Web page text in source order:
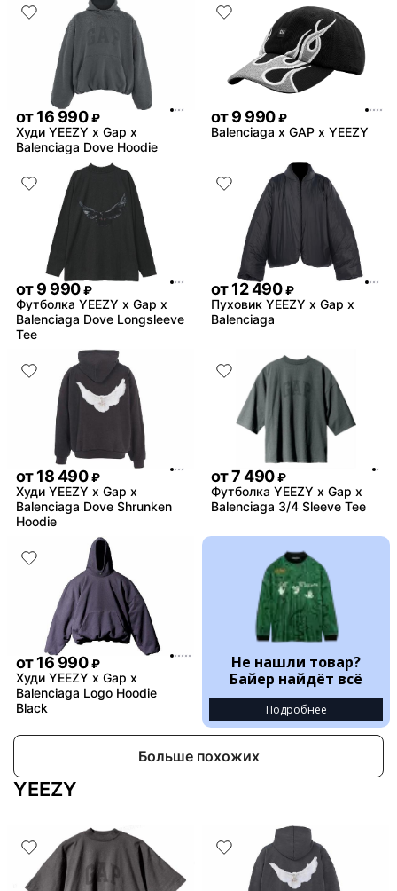
от16 990 ₽
Худи YEEZY x Gap x
Balenciaga Dove Hoodie
от9 990 ₽
Balenciaga x GAP x YEEZY
от9 990 ₽
Футболка YEEZY x Gap x
Balenciaga Dove Longsleeve
Tee
от12 490 ₽
Пуховик YEEZY x Gap x
Balenciaga
от18 490 ₽
Худи YEEZY x Gap x
Balenciaga Dove Shrunken
Hoodie
от7 490 ₽
Футболка YEEZY x Gap x
Balenciaga 3/4 Sleeve Tee
от16 990 ₽
Худи YEEZY x Gap x
Balenciaga Logo Hoodie
Black
Не нашли товар?
Байер найдёт всё
Подробнее
Больше похожих
YEEZY